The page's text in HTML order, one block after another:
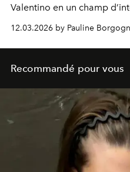
Valentino en un champ
12.03.2026 by Pauline
Recommandé pour vous